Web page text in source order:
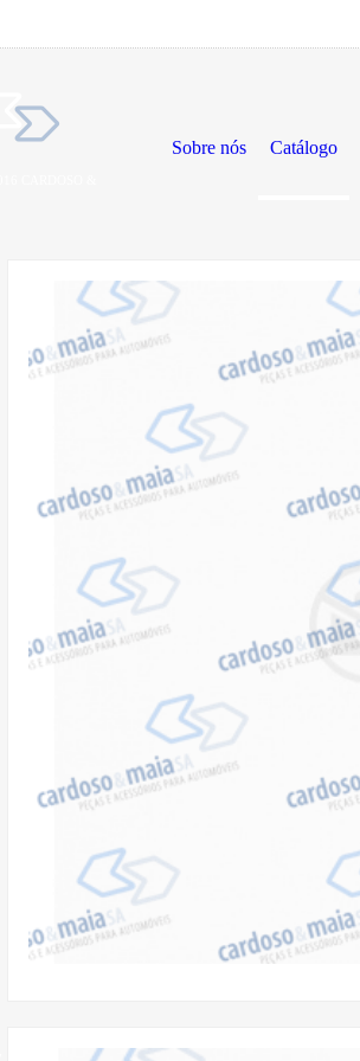
Sobre nós Catálogo
Lubrificantes
Manutenção Auto